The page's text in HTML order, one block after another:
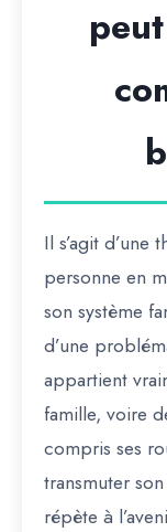
Il s’agit
personne en
son système
d’une
appartient
famille, voire
compris ses
transmuter
répète à